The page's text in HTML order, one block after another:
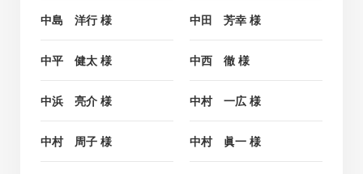
中島 洋行 様 中田 芳幸 様
中平 健太 様 中西 徹 様
中浜 亮介 様 中村 一広 様
中村 周子 様 中村 眞一 様